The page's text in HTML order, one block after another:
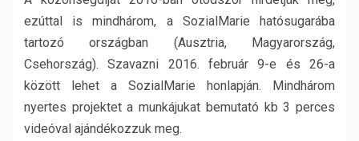
ezúttal is mindhárom, a SozialMarie hatósugarába
tartozó országban (Ausztria, Magyarország,
Csehország). Szavazni 2016. február 9-e és 26-a
között lehet a SozialMarie honlapján. Mindhárom
nyertes projektet a munkájukat bemutató kb 3 perces
videóval ajándékozzuk meg.